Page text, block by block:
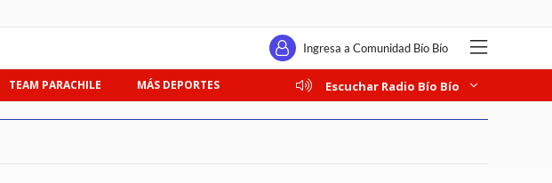
Ingresa a Comunidad Bío Bío
TEAM PARACHILE MÁS DEPORTES Escuchar Radio Bío Bío